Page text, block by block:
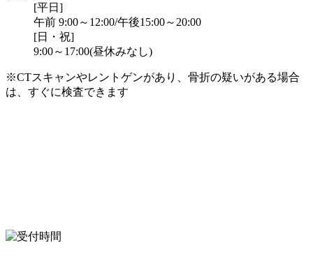
[平日]
午前 9:00～12:00/午後15:00～20:00
[日・祝]
9:00～17:00(昼休みなし)
※CTスキャンやレントゲンがあり、骨折の疑いがある場合
は、すぐに検査できます